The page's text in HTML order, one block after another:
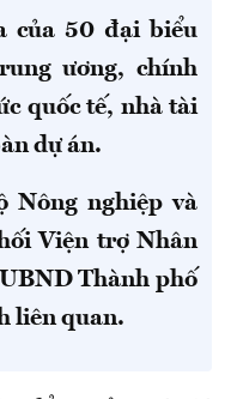
của 50 đại biểu
ương, chính
quốc tế, nhà tài
dự án.
Nông nghiệp và
Viện trợ Nhân
Thành phố
liên quan.